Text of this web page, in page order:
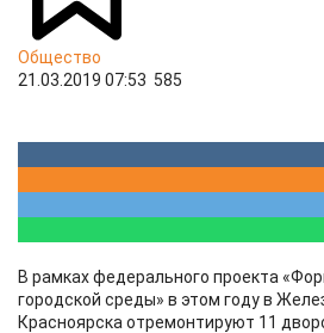
Общество
21.03.2019 07:53 585
​В рамках федерального проекта
городской среды» в этом году в
Красноярска отремонтируют 11